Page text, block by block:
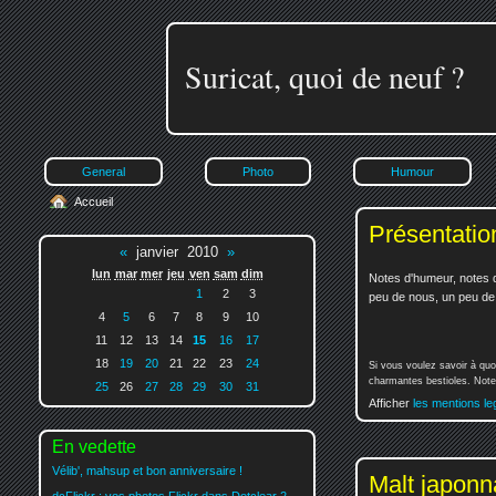
Suricat, quoi de neuf ?
General Photo Humour
Notes d'humeur, notes
peu de nous, un peu
Si vous voulez savoir à
charmantes bestioles.
Afficher les mentions
Malt
Accueil
« janvier 2010 »
lun mar mer jeu ven sam dim
1
2
3
4
5 6 7 8 9
10
11
12 13 14 15 16
17
18
19 20 21 22 23
24
25
26 27 28 29 30 31
En vedette
Vélib', mahsup et bon anniversaire !